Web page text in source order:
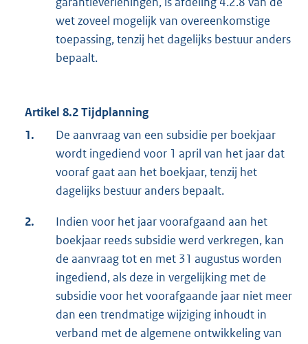
wet zoveel mogelijk van overeenkomstige
toepassing, tenzij het dagelijks bestuur anders
bepaalt.
Artikel 8.2 Tijdplanning
1.
De aanvraag van een subsidie per boekjaar
wordt ingediend voor 1 april van het jaar dat
vooraf gaat aan het boekjaar, tenzij het
dagelijks bestuur anders bepaalt.
2.
Indien voor het jaar voorafgaand aan het
boekjaar reeds subsidie werd verkregen, kan
de aanvraag tot en met 31 augustus worden
ingediend, als deze in vergelijking met de
subsidie voor het voorafgaande jaar niet meer
dan een trendmatige wijziging inhoudt in
verband met de algemene ontwikkeling van